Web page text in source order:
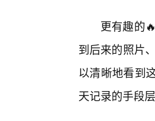
更有趣的
到后来的照片
以清晰地看到
天记录的手段